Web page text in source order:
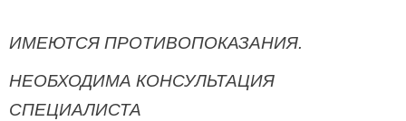
ИМЕЮТСЯ ПРОТИВОПОКАЗАНИЯ.
НЕОБХОДИМА КОНСУЛЬТАЦИЯ
СПЕЦИАЛИСТА